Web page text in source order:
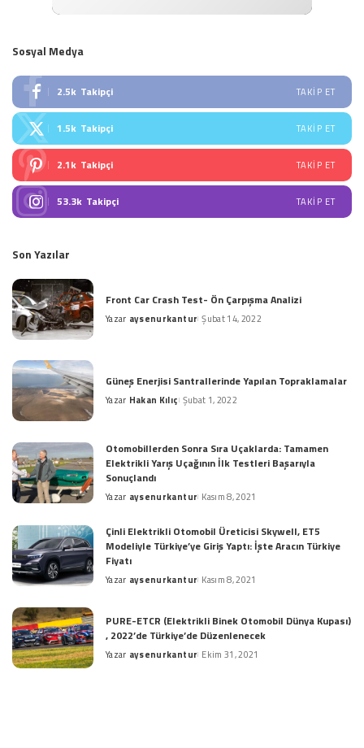
Sosyal Medya
2.5k Takipçi TAKIP ET
1.5k Takipçi TAKIP ET
2.1k Takipçi TAKIP ET
53.3k Takipçi TAKIP ET
Son Yazılar
Front Car Crash Test- Ön Çarpışma Analizi
Posted
Yazar aysenurkantur Şubat 14, 2022
Güneş Enerjisi Santrallerinde Yapılan Topraklamalar
Posted
Yazar Hakan Kılıç Şubat 1, 2022
Otomobillerden Sonra Sıra Uçaklarda: Tamamen
Elektrikli Yarış Uçağının İlk Testleri Başarıyla
Sonuçlandı
Posted
Yazar aysenurkantur Kasım 8, 2021
Çinli Elektrikli Otomobil Üreticisi Skywell, ET5
Modeliyle Türkiye’ye Giriş Yaptı: İşte Aracın Türkiye
Fiyatı
Posted
Yazar aysenurkantur Kasım 8, 2021
PURE-ETCR (Elektrikli Binek Otomobil Dünya Kupası)
, 2022’de Türkiye’de Düzenlenecek
Posted
Yazar aysenurkantur Ekim 31, 2021